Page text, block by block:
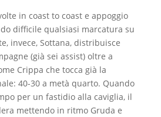
in coast to coast e appoggio
difficile qualsiasi marcatura su
invece, Sottana, distribuisce
(già sei assist) oltre a
Crippa che tocca già la
40-30 a metà quarto. Quando
per un fastidio alla caviglia, il
mettendo in ritmo Gruda e